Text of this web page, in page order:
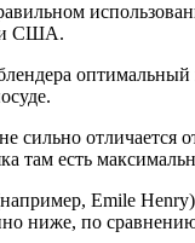
США.
сильно
там есть
Emile
ниже, по